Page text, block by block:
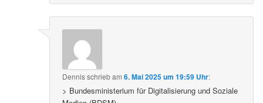
Dennisschriebam6. Mai 2025 um 19:59 Uhr:
> Bundesministerium für Digitalisierung und Soziale